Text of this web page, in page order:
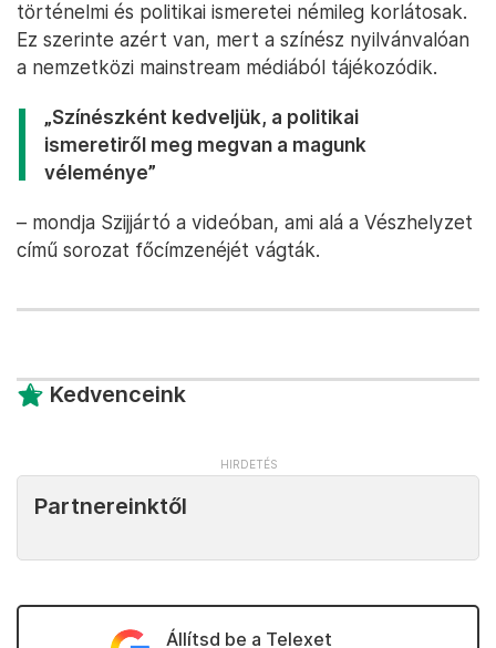
történelmi és politikai ismeretei némileg korlátosak.
Ez szerinte azért van, mert a színész nyilvánvalóan
a nemzetközi mainstream médiából tájékozódik.
„Színészként kedveljük, a politikai
ismeretiről meg megvan a magunk
véleménye”
– mondja Szijjártó a videóban, ami alá a Vészhelyzet
című sorozat főcímzenéjét vágták.
Kedvenceink
Partnereinktől
Állítsd be a Telexet